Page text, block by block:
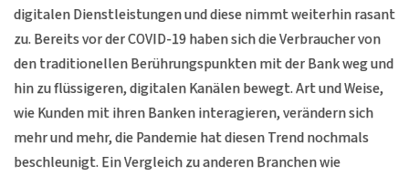
digitalen Dienstleistungen und diese nimmt weiterhin rasant
zu. Bereits vor der COVID-19 haben sich die Verbraucher von
den traditionellen Berührungspunkten mit der Bank weg und
hin zu flüssigeren, digitalen Kanälen bewegt. Art und Weise,
wie Kunden mit ihren Banken interagieren, verändern sich
mehr und mehr, die Pandemie hat diesen Trend nochmals
beschleunigt. Ein Vergleich zu anderen Branchen wie